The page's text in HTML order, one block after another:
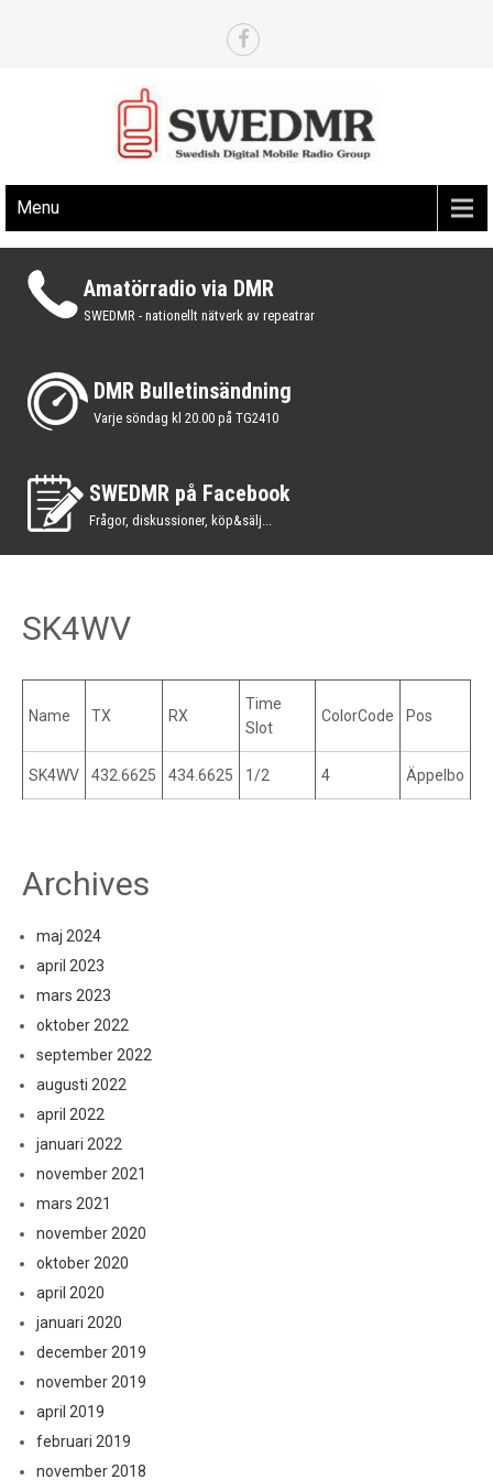
SWEDMR.SE
Menu
Amatörradio via DMR
SWEDMR - nationellt nätverk av repeatrar
DMR Bulletinsändning
Varje söndag kl 20.00 på TG2410
SWEDMR på Facebook
Frågor, diskussioner, köp&sälj...
SK4WV
Name TX RX
Time
Slot
ColorCode Pos
SK4WV 432.6625 434.6625 1/2 4 Äppelbo
Archives
maj 2024
april 2023
mars 2023
oktober 2022
september 2022
augusti 2022
april 2022
januari 2022
november 2021
mars 2021
november 2020
oktober 2020
april 2020
januari 2020
december 2019
november 2019
april 2019
februari 2019
november 2018